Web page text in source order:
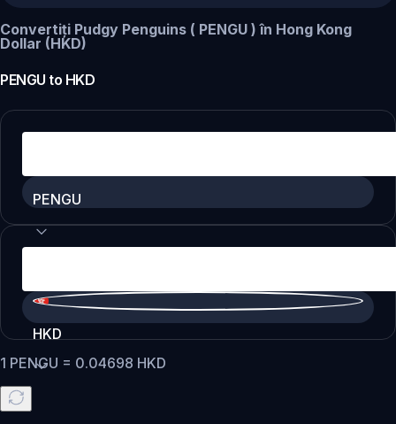
Convertiți Pudgy Penguins ( PENGU ) în Hong Kong
Dollar (HKD)
PENGU to HKD
PENGU
HKD
1 PENGU = 0.04698 HKD